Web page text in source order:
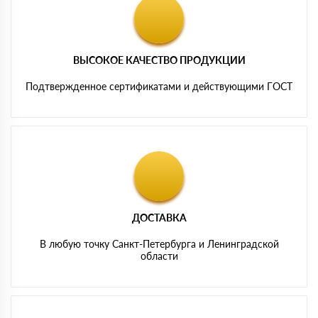
ВЫСОКОЕ КАЧЕСТВО ПРОДУКЦИИ
Подтвержденное сертификатами и действующими ГОСТ
ДОСТАВКА
В любую точку Санкт-Петербурга и Ленинградской
области